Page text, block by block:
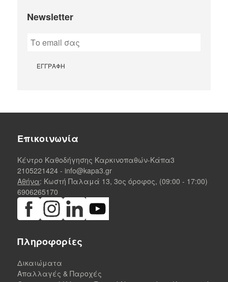
Newsletter
Επικοινωνία
Κέντρο Καθοδήγησης Καρκινοπαθών-Κάπα3
2105221424 - info@kapa3.gr
Αθήνα: Κωστή Παλαμά 13, 3ος όροφος, (09:00 - 17:00)
6906265170
Πληροφορίες
Δικαιώματα
Απαλλαγές & Παροχές